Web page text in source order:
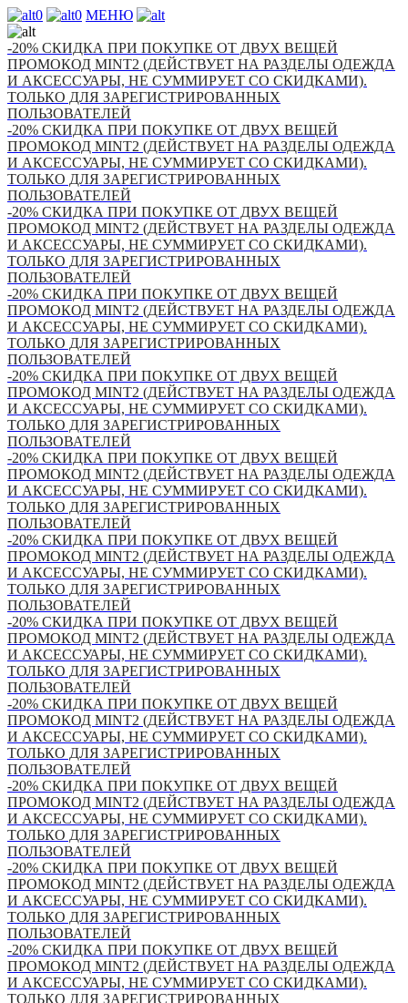
0 0 МЕНЮ
-20% СКИДКА ПРИ ПОКУПКЕ ОТ ДВУХ ВЕЩЕЙ
ПРОМОКОД MINT2 (ДЕЙСТВУЕТ НА РАЗДЕЛЫ ОДЕЖДА
И АКСЕССУАРЫ, НЕ СУММИРУЕТ СО СКИДКАМИ).
ТОЛЬКО ДЛЯ ЗАРЕГИСТРИРОВАННЫХ
ПОЛЬЗОВАТЕЛЕЙ
-20% СКИДКА ПРИ ПОКУПКЕ ОТ ДВУХ ВЕЩЕЙ
ПРОМОКОД MINT2 (ДЕЙСТВУЕТ НА РАЗДЕЛЫ ОДЕЖДА
И АКСЕССУАРЫ, НЕ СУММИРУЕТ СО СКИДКАМИ).
ТОЛЬКО ДЛЯ ЗАРЕГИСТРИРОВАННЫХ
ПОЛЬЗОВАТЕЛЕЙ
-20% СКИДКА ПРИ ПОКУПКЕ ОТ ДВУХ ВЕЩЕЙ
ПРОМОКОД MINT2 (ДЕЙСТВУЕТ НА РАЗДЕЛЫ ОДЕЖДА
И АКСЕССУАРЫ, НЕ СУММИРУЕТ СО СКИДКАМИ).
ТОЛЬКО ДЛЯ ЗАРЕГИСТРИРОВАННЫХ
ПОЛЬЗОВАТЕЛЕЙ
-20% СКИДКА ПРИ ПОКУПКЕ ОТ ДВУХ ВЕЩЕЙ
ПРОМОКОД MINT2 (ДЕЙСТВУЕТ НА РАЗДЕЛЫ ОДЕЖДА
И АКСЕССУАРЫ, НЕ СУММИРУЕТ СО СКИДКАМИ).
ТОЛЬКО ДЛЯ ЗАРЕГИСТРИРОВАННЫХ
ПОЛЬЗОВАТЕЛЕЙ
-20% СКИДКА ПРИ ПОКУПКЕ ОТ ДВУХ ВЕЩЕЙ
ПРОМОКОД MINT2 (ДЕЙСТВУЕТ НА РАЗДЕЛЫ ОДЕЖДА
И АКСЕССУАРЫ, НЕ СУММИРУЕТ СО СКИДКАМИ).
ТОЛЬКО ДЛЯ ЗАРЕГИСТРИРОВАННЫХ
ПОЛЬЗОВАТЕЛЕЙ
-20% СКИДКА ПРИ ПОКУПКЕ ОТ ДВУХ ВЕЩЕЙ
ПРОМОКОД MINT2 (ДЕЙСТВУЕТ НА РАЗДЕЛЫ ОДЕЖДА
И АКСЕССУАРЫ, НЕ СУММИРУЕТ СО СКИДКАМИ).
ТОЛЬКО ДЛЯ ЗАРЕГИСТРИРОВАННЫХ
ПОЛЬЗОВАТЕЛЕЙ
-20% СКИДКА ПРИ ПОКУПКЕ ОТ ДВУХ ВЕЩЕЙ
ПРОМОКОД MINT2 (ДЕЙСТВУЕТ НА РАЗДЕЛЫ ОДЕЖДА
И АКСЕССУАРЫ, НЕ СУММИРУЕТ СО СКИДКАМИ).
ТОЛЬКО ДЛЯ ЗАРЕГИСТРИРОВАННЫХ
ПОЛЬЗОВАТЕЛЕЙ
-20% СКИДКА ПРИ ПОКУПКЕ ОТ ДВУХ ВЕЩЕЙ
ПРОМОКОД MINT2 (ДЕЙСТВУЕТ НА РАЗДЕЛЫ ОДЕЖДА
И АКСЕССУАРЫ, НЕ СУММИРУЕТ СО СКИДКАМИ).
ТОЛЬКО ДЛЯ ЗАРЕГИСТРИРОВАННЫХ
ПОЛЬЗОВАТЕЛЕЙ
-20% СКИДКА ПРИ ПОКУПКЕ ОТ ДВУХ ВЕЩЕЙ
ПРОМОКОД MINT2 (ДЕЙСТВУЕТ НА РАЗДЕЛЫ ОДЕЖДА
И АКСЕССУАРЫ, НЕ СУММИРУЕТ СО СКИДКАМИ).
ТОЛЬКО ДЛЯ ЗАРЕГИСТРИРОВАННЫХ
ПОЛЬЗОВАТЕЛЕЙ
-20% СКИДКА ПРИ ПОКУПКЕ ОТ ДВУХ ВЕЩЕЙ
ПРОМОКОД MINT2 (ДЕЙСТВУЕТ НА РАЗДЕЛЫ ОДЕЖДА
И АКСЕССУАРЫ, НЕ СУММИРУЕТ СО СКИДКАМИ).
ТОЛЬКО ДЛЯ ЗАРЕГИСТРИРОВАННЫХ
ПОЛЬЗОВАТЕЛЕЙ
-20% СКИДКА ПРИ ПОКУПКЕ ОТ ДВУХ ВЕЩЕЙ
ПРОМОКОД MINT2 (ДЕЙСТВУЕТ НА РАЗДЕЛЫ ОДЕЖДА
И АКСЕССУАРЫ, НЕ СУММИРУЕТ СО СКИДКАМИ).
ТОЛЬКО ДЛЯ ЗАРЕГИСТРИРОВАННЫХ
ПОЛЬЗОВАТЕЛЕЙ
-20% СКИДКА ПРИ ПОКУПКЕ ОТ ДВУХ ВЕЩЕЙ
ПРОМОКОД MINT2 (ДЕЙСТВУЕТ НА РАЗДЕЛЫ ОДЕЖДА
И АКСЕССУАРЫ, НЕ СУММИРУЕТ СО СКИДКАМИ).
ТОЛЬКО ДЛЯ ЗАРЕГИСТРИРОВАННЫХ